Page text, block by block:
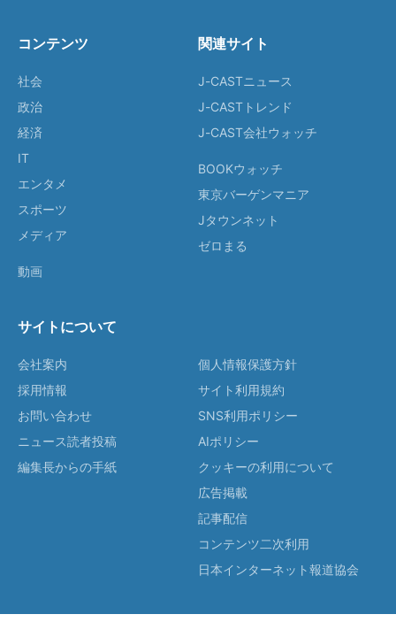
コンテンツ
社会
政治
経済
IT
エンタメ
スポーツ
メディア
動画
関連サイト
J-CASTニュース
J-CASTトレンド
J-CAST会社ウォッチ
BOOKウォッチ
東京バーゲンマニア
Jタウンネット
ゼロまる
サイトについて
会社案内
採用情報
お問い合わせ
ニュース読者投稿
編集長からの手紙
個人情報保護方針
サイト利用規約
SNS利用ポリシー
AIポリシー
クッキーの利用について
広告掲載
記事配信
コンテンツ二次利用
日本インターネット報道協会